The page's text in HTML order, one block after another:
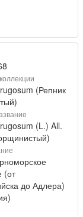
(Репник
(L.) All.
(от
до Адлера)